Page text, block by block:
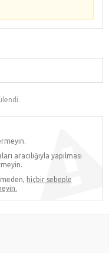
aracılığıyla yapılması
hiçbir sebeple